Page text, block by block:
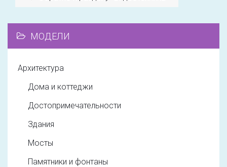
МОДЕЛИ
Архитектура
Дома и коттеджи
Достопримечательности
Здания
Мосты
Памятники и фонтаны